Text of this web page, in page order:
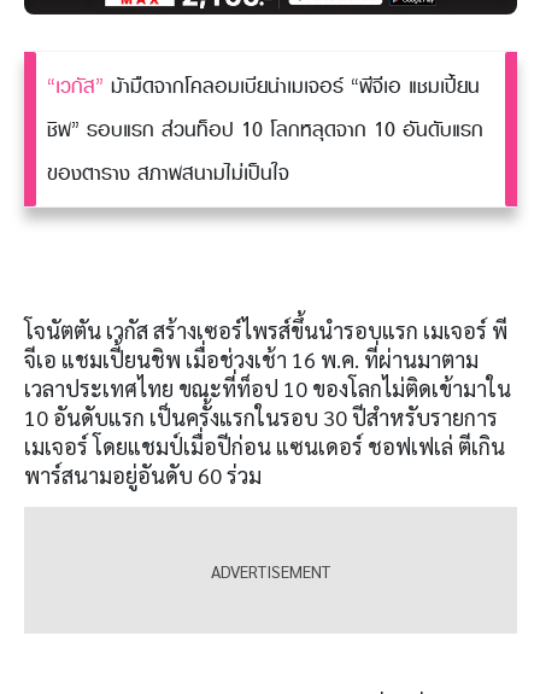
“เวกัส” ม้ามืดจากโคลอมเบียนำเมเจอร์ “พีจีเอ แชมเปี้ยน
ชิพ” รอบแรก ส่วนท็อป 10 โลกหลุดจาก 10 อันดับแรก
ของตาราง สภาพสนามไม่เป็นใจ
โจนัตตัน เวกัส สร้างเซอร์ไพรส์ขึ้นนำรอบแรก เมเจอร์ พี
จีเอ แชมเปี้ยนชิพ เมื่อช่วงเช้า 16 พ.ค. ที่ผ่านมาตาม
เวลาประเทศไทย ขณะที่ท็อป 10 ของโลกไม่ติดเข้ามาใน
10 อันดับแรก เป็นครั้งแรกในรอบ 30ปีสำหรับรายการ
เมเจอร์ โดยแชมป์เมื่อปีก่อน แซนเดอร์ ชอฟเฟเล่ ตีเกิน
พาร์สนามอยู่อันดับ 60ร่วม